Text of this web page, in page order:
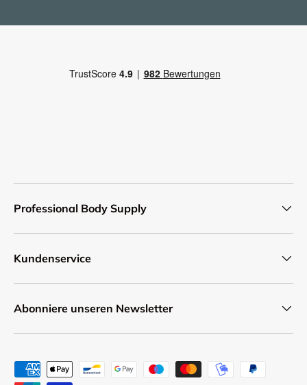
Professional Body Supply
Kundenservice
Abonniere unseren Newsletter
Zahlungsmethoden